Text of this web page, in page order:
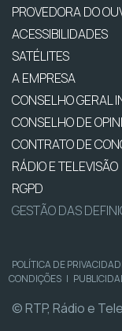
PROVEDORA DO
ACESSIBILIDADES
SATÉLITES
A EMPRESA
CONSELHO GERAL
CONSELHO DE
CONTRATO DE
RÁDIO E TELEVISÃO
RGPD
GESTÃO DAS
POLÍTICA DE
CONDIÇÕES |
© RTP, Rádio e